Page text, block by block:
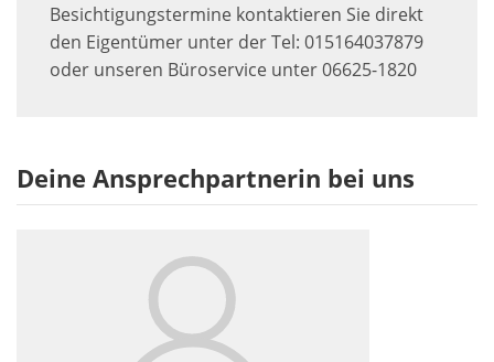
Besichtigungstermine kontaktieren Sie direkt
den Eigentümer unter der Tel: 015164037879
oder unseren Büroservice unter 06625-1820
Deine Ansprechpartnerin bei uns